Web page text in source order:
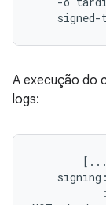
signed-
A execução do
logs: